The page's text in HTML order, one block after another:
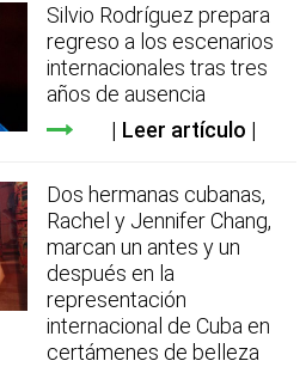
Silvio Rodríguez prepara
regreso a los escenarios
internacionales tras tres
años de ausencia
Leer artículo
Dos hermanas cubanas,
Rachel y Jennifer Chang,
marcan un antes y un
después en la
representación
internacional de Cuba en
certámenes de belleza